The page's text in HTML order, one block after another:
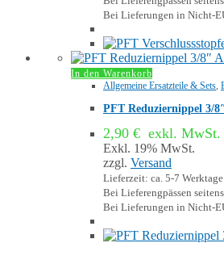
Bei Lieferungen in Nicht-
In den Warenkorb
Allgemeine Ersatzteile & Sets,
PFT Reduziernippel 3/
2,90 € exkl. MwSt.
Exkl. 19% MwSt.
zzgl. Versand
Lieferzeit: ca. 5-7 Werktage
Bei Lieferengpässen
Bei Lieferungen in Nicht-